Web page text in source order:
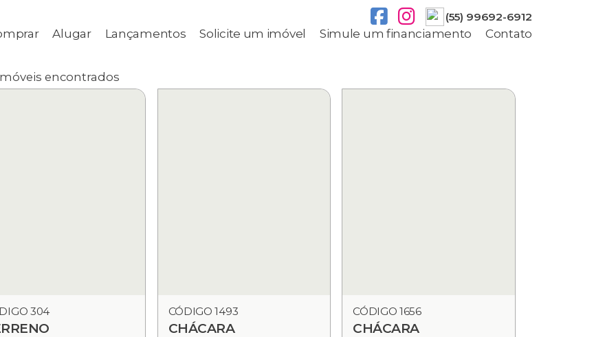
(55) 99692-6912
Alugar Lançamentos Solicite um imóvel Simule um financiamento Contato
encontrados
304 CÓDIGO 1493
CHÁCARA
CÓDIGO 1656
CHÁCARA